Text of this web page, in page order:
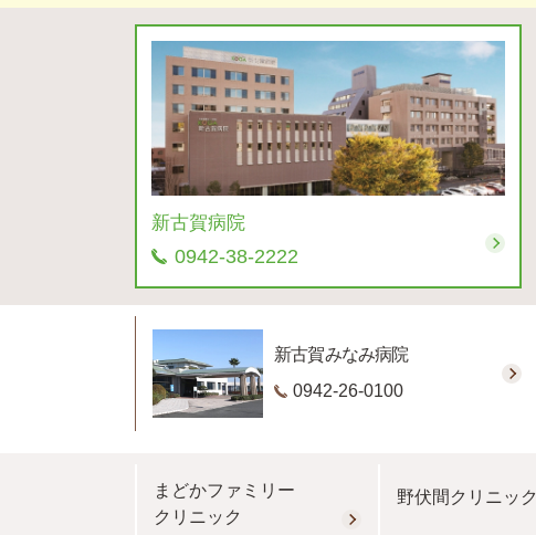
新古賀病院
0942-38-2222
新古賀みなみ病院
0942-26-0100
まどかファミリー
クリニック
野伏間クリニック